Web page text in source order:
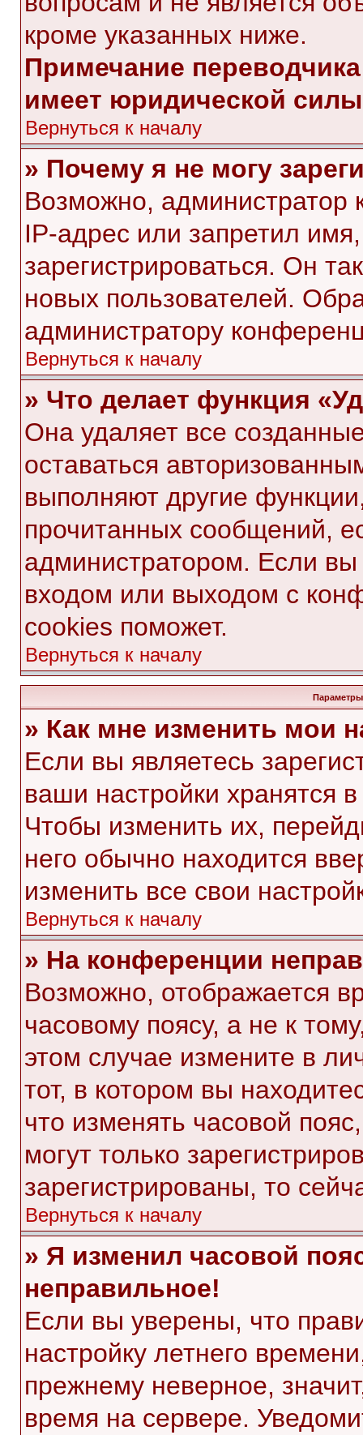
кроме указанных ниже.
Примечание
имеет юридической
Вернуться к началу
» Почему я не могу
Возможно, администратор
IP-адрес или запретил
зарегистрироваться. Он
новых пользователей.
администратору
Вернуться к началу
» Что делает функция
Она удаляет все
оставаться
выполняют другие
прочитанных сообщений,
администратором. Если
входом или выходом с
cookies поможет.
Вернуться к началу
Параметры
» Как мне изменить мои
Если вы являетесь
ваши настройки хранятся
Чтобы изменить их,
него обычно находится
изменить все свои
Вернуться к началу
» На конференции
Возможно, отображается
часовому поясу, а не к
этом случае измените в
тот, в котором вы
что изменять часовой
могут только
зарегистрированы, то
Вернуться к началу
» Я изменил часовой
неправильное!
Если вы уверены, что
настройку летнего
прежнему неверное,
время на сервере.